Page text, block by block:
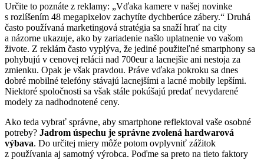
Určite to poznáte z reklamy: „Vďaka kamere v našej novinke
s rozlíšením 48 megapixelov zachytíte dychberúce zábery.“ Druhá
často používaná marketingová stratégia sa snaží hrať na city
a názorne ukazuje, ako by zariadenie našlo uplatnenie vo vašom
živote. Z reklám často vyplýva, že jediné použiteľné smartphony sa
pohybujú v cenovej relácii nad 700eur a lacnejšie ani nestoja za
zmienku. Opak je však pravdou. Práve vďaka pokroku sa dnes
dobré mobilné telefóny stávajú lacnejšími a lacné mobily lepšími.
Niektoré spoločnosti sa však stále pokúšajú predať nevydarené
modely za nadhodnotené ceny.
Ako teda vybrať správne, aby smartphone reflektoval vaše osobné
potreby? Jadrom úspechu je správne zvolená hardwarová
výbava. Do určitej miery môže potom ovplyvniť zážitok
z používania aj samotný výrobca. Poďme sa preto na tieto faktory